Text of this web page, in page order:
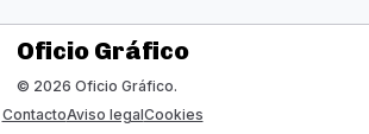
Oficio Gráfico
© 2026 Oficio Gráfico.
ContactoAviso legalCookies